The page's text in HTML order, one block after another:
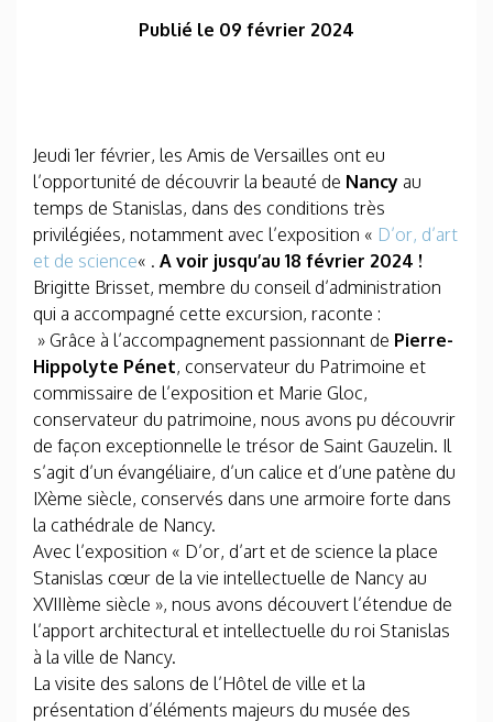
Publié le 09 février 2024
Jeudi 1er février, les Amis de Versailles ont eu
l’opportunité de découvrir la beauté de Nancy au
temps de Stanislas, dans des conditions très
privilégiées, notamment avec l’exposition « D’or, d’art
et de science« . A voir jusqu’au 18 février 2024 !
Brigitte Brisset, membre du conseil d’administration
qui a accompagné cette excursion, raconte :
» Grâce à l’accompagnement passionnant de Pierre-
Hippolyte Pénet, conservateur du Patrimoine et
commissaire de l’exposition et Marie Gloc,
conservateur du patrimoine, nous avons pu découvrir
de façon exceptionnelle le trésor de Saint Gauzelin. Il
s’agit d’un évangéliaire, d’un calice et d’une patène du
IXème siècle, conservés dans une armoire forte dans
la cathédrale de Nancy.
Avec l’exposition « D’or, d’art et de science la place
Stanislas cœur de la vie intellectuelle de Nancy au
XVIIIème siècle », nous avons découvert l’étendue de
l’apport architectural et intellectuelle du roi Stanislas
à la ville de Nancy.
La visite des salons de l’Hôtel de ville et la
présentation d’éléments majeurs du musée des